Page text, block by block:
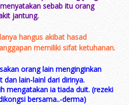
sebab itu orang
jantung.
hangus akibat hasad
memiliki sifat ketuhanan.
orang lain menginginkan
dan lain-lainl dari dirinya.
mengatakan ia tiada duit. (rezeki
bersama..-derma)